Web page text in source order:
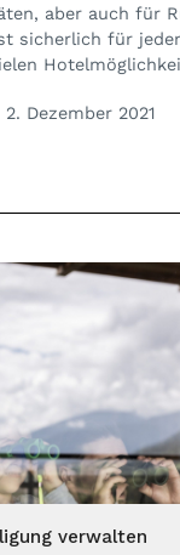
verwalten
aber auch für
sicherlich für
2. Dezember 2021